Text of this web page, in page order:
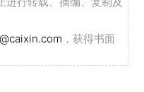
，获得书面